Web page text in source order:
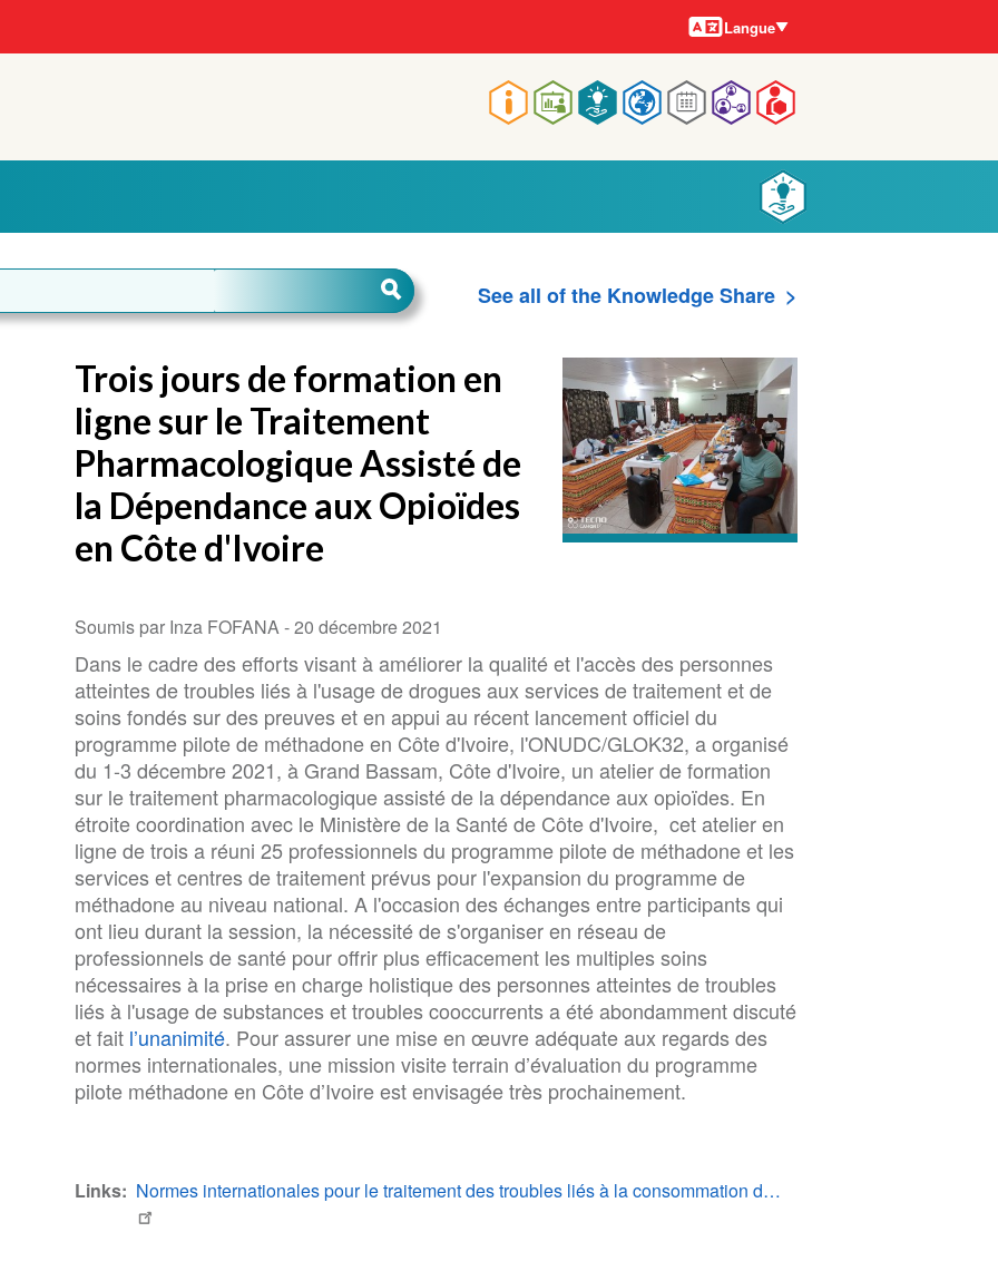
Main
navigation
Langues
Langue
See all of the Knowledge Share
Trois jours de formation en
ligne sur le Traitement
Pharmacologique Assisté de
la Dépendance aux Opioïdes
en Côte d'Ivoire
Soumis par Inza FOFANA -20 décembre 2021
Dans le cadre des efforts visant à améliorer la qualité et l'accès des personnes
atteintes de troubles liés à l'usage de drogues aux services de traitement et de
soins fondés sur des preuves et en appui au récent lancement officiel du
programme pilote de méthadone en Côte d'Ivoire, l'ONUDC/GLOK32, a organisé
du 1-3 décembre 2021, à Grand Bassam, Côte d'Ivoire, un atelier de formation
sur le traitement pharmacologique assisté de la dépendance aux opioïdes. En
étroite coordination avec le Ministère de la Santé de Côte d'Ivoire, cet atelier en
ligne de trois a réuni 25 professionnels du programme pilote de méthadone et les
services et centres de traitement prévus pour l'expansion du programme de
méthadone au niveau national. A l'occasion des échanges entre participants qui
ont lieu durant la session, la nécessité de s'organiser en réseau de
professionnels de santé pour offrir plus efficacement les multiples soins
nécessaires à la prise en charge holistique des personnes atteintes de troubles
liés à l'usage de substances et troubles cooccurrents a été abondamment discuté
et fait l’unanimité. Pour assurer une mise en œuvre adéquate aux regards des
normes internationales, une mission visite terrain d’évaluation du programme
pilote méthadone en Côte d’Ivoire est envisagée très prochainement.
Links Normes internationales pour le traitement des troubles liés à la consommation d…